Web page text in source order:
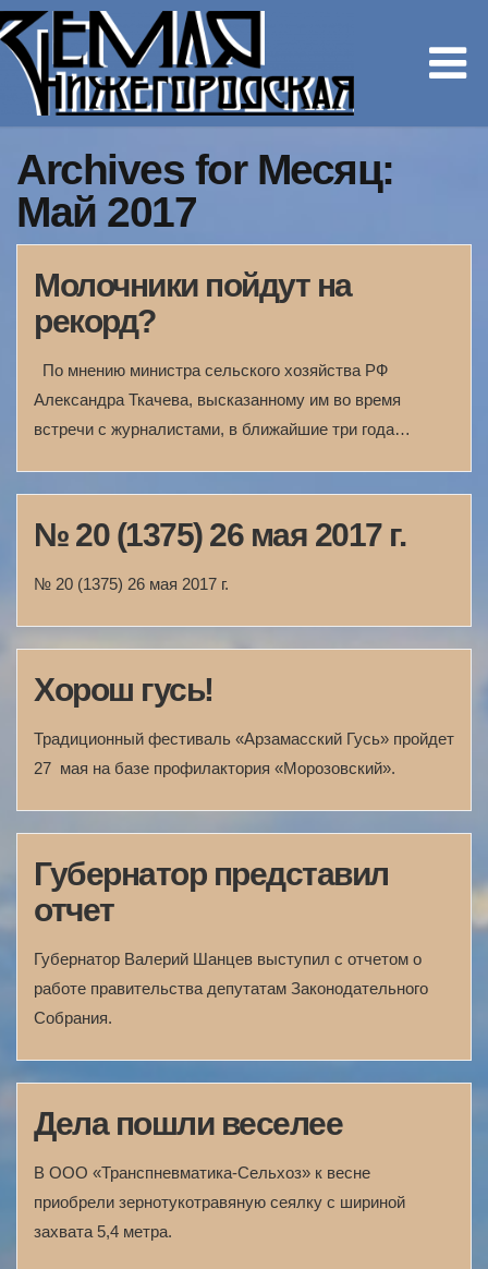
Archives for Месяц:
Май 2017
Молочники пойдут на
рекорд?
По мнению министра сельского хозяйства РФ
Александра Ткачева, высказанному им во время
встречи с журналистами, в ближайшие три года…
№ 20 (1375) 26 мая 2017 г.
№ 20 (1375) 26 мая 2017 г.
Хорош гусь!
Традиционный фестиваль «Арзамасский Гусь» пройдет
27 мая на базе профилактория «Морозовский».
Губернатор представил
отчет
Губернатор Валерий Шанцев выступил с отчетом о
работе правительства депутатам Законодательного
Собрания.
Дела пошли веселее
В ООО «Транспневматика-Сельхоз» к весне
приобрели зернотукотравяную сеялку с шириной
захвата 5,4 метра.